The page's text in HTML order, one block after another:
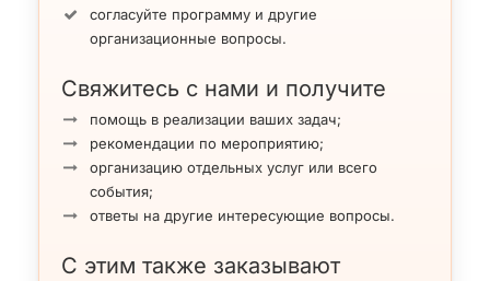
согласуйте программу и другие
организационные вопросы.
Свяжитесь с нами и получите
помощь в реализации ваших задач;
рекомендации по мероприятию;
организацию отдельных услуг или всего
события;
ответы на другие интересующие вопросы.
С этим также заказывают